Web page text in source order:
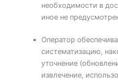
необходимости в
иное не
Оператор
систематизацию,
уточнение
извлечение,